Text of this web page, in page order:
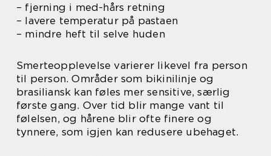
– fjerning i med-hårs retning
– lavere temperatur på pastaen
– mindre heft til selve huden
Smerteopplevelse varierer likevel fra person
til person. Områder som bikinilinje og
brasiliansk kan føles mer sensitive, særlig
første gang. Over tid blir mange vant til
følelsen, og hårene blir ofte finere og
tynnere, som igjen kan redusere ubehaget.